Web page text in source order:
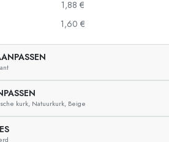
Voorbeeldige vertegenwoordiging
1,88 €
1,60 €
kurk, Natuurkurk, Beige